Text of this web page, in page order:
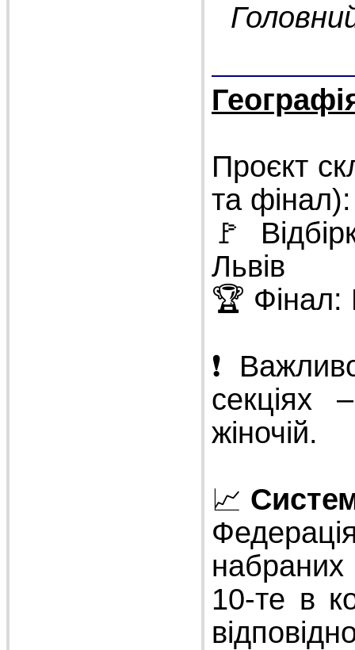
Проєкт
та фінал):
🚩
Львів
🏆 Фінал:
❗
секціях
жіночій.
📈
набраних
10-те в